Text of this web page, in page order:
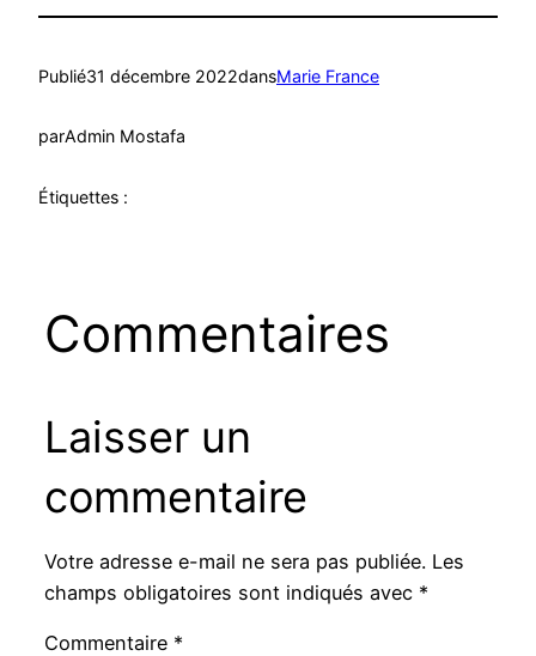
Publié31 décembre 2022dansMarie France
parAdmin Mostafa
Étiquettes :
Commentaires
Laisser un
commentaire
Votre adresse e-mail ne sera pas publiée. Les
champs obligatoires sont indiqués avec *
Commentaire *